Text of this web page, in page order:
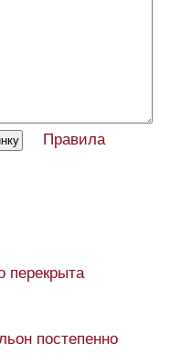
Правила
перекрыта
постепенно